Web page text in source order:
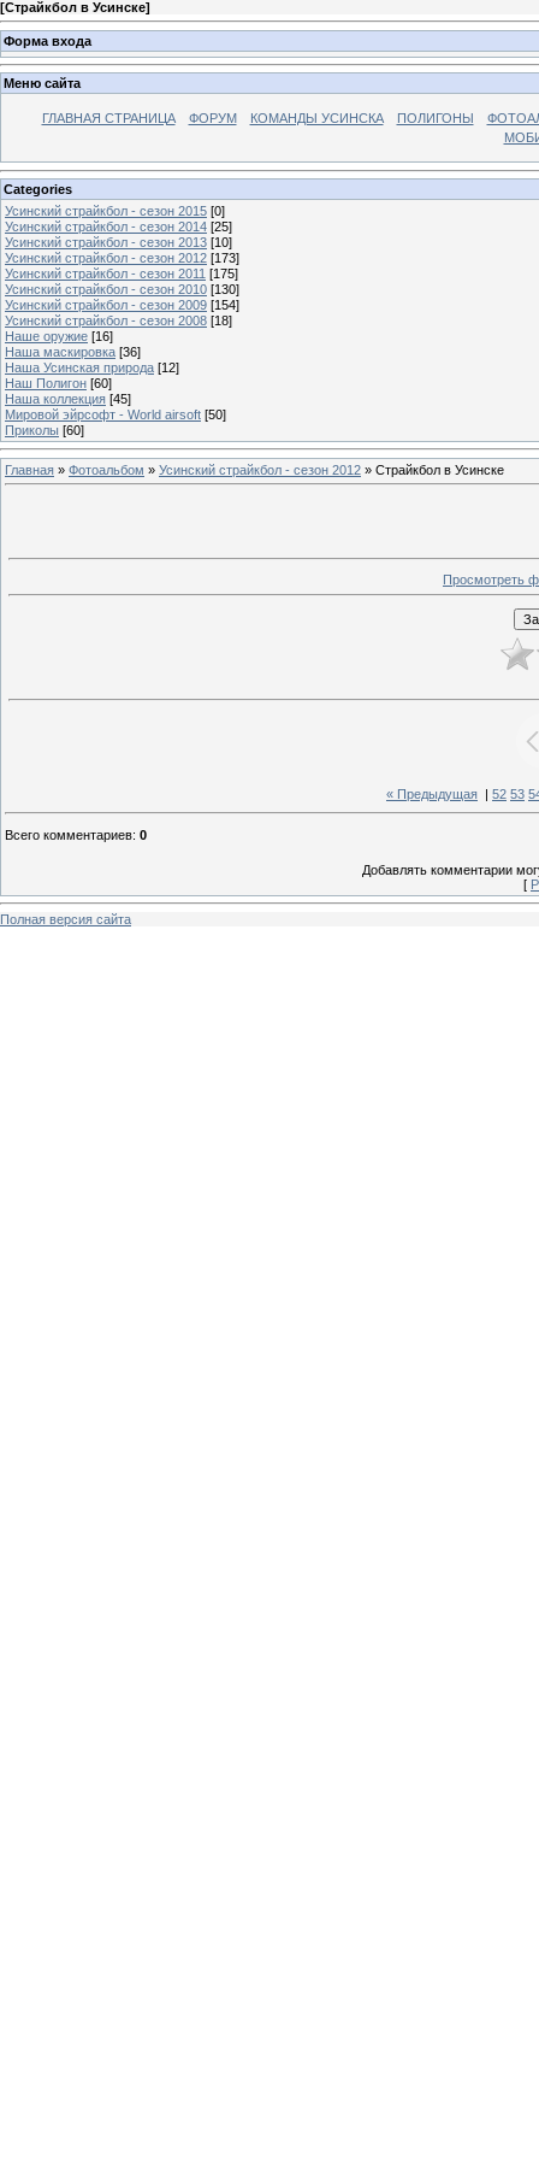
[Страйкбол в Усинске]
Форма входа
Меню сайта
ГЛАВНАЯ СТРАНИЦА ФОРУМ КОМАНДЫ УСИНСКА ПОЛИГОНЫ
Categories
Усинский страйкбол - сезон 2015 [0]
Усинский страйкбол - сезон 2014 [25]
Усинский страйкбол - сезон 2013 [10]
Усинский страйкбол - сезон 2012 [173]
Усинский страйкбол - сезон 2011 [175]
Усинский страйкбол - сезон 2010 [130]
Усинский страйкбол - сезон 2009 [154]
Усинский страйкбол - сезон 2008 [18]
Наше оружие [16]
Наша маскировка [36]
Наша Усинская природа [12]
Наш Полигон [60]
Наша коллекция [45]
Мировой эйрсофт - World airsoft [50]
Приколы [60]
Главная » Фотоальбом » Усинский страйкбол - сезон 2012 » Страйкбол в Усинске
Просмотреть
« Предыдущая 52 53
Всего комментариев: 0
Добавлять комментарии
[
Полная версия сайта